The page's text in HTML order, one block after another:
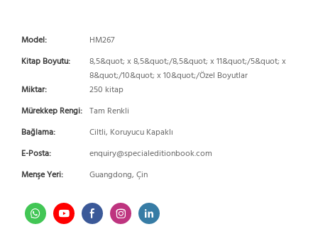
Model:
HM267
Kitap Boyutu:
8,5&quot; x 8,5&quot;/8,5&quot; x 11&quot;/5&quot; x
8&quot;/10&quot; x 10&quot;/Özel Boyutlar
Miktar:
250 kitap
Mürekkep Rengi: Tam Renkli
Bağlama:
Ciltli, Koruyucu Kapaklı
E-Posta:
enquiry@specialeditionbook.com
Menşe Yeri:
Guangdong, Çin